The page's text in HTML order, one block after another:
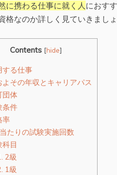
に携わる仕事に就く人におす
格なのか詳しく見ていきましょ
Contents [hide]
する仕事
よその年収とキャリアパス
団体
条件
率
たりの試験実施回数
目
2級
1級